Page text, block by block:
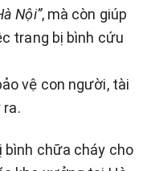
Nội”, mà còn giúp
trang bị bình cứu
vệ con người, tài
ra.
bình chữa cháy cho